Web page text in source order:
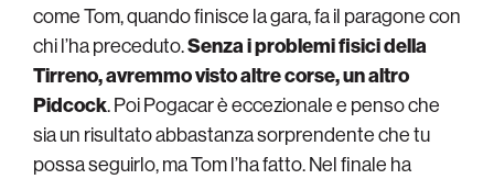
come Tom, quando finisce la gara, fa il paragone con
chi l’ha preceduto.Senza i problemi fisici della
Tirreno, avremmo visto altre corse, un altro
Pidcock. Poi Pogacar è eccezionale e penso che
sia un risultato abbastanza sorprendente che tu
possa seguirlo, ma Tom l’ha fatto. Nel finale ha